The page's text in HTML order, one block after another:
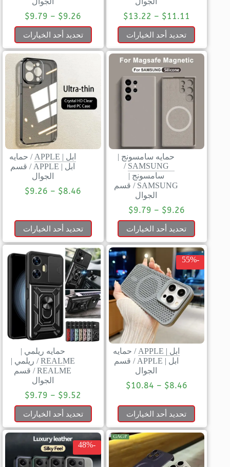
$11.11
–
$13.22
تحديد أحد الخيارات
$9.26
–
$9.79
تحديد أحد الخيارات
حمايه سامسونج |
SAMSUNG
/
سامسونج |
SAMSUNG
/ قسم
الجوال
$9.26
–
$9.79
تحديد أحد الخيارات
ابل | APPLE / حمايه
ابل | APPLE
/ قسم
الجوال
$8.46
–
$9.26
تحديد أحد الخيارات
-55%
ابل | APPLE / حمايه
ابل | APPLE
/ قسم
الجوال
$8.46
–
$10.84
تحديد أحد الخيارات
حمايه ريلمي |
REALME
/ ريلمي |
REALME
/ قسم
الجوال
$9.52
–
$9.79
تحديد أحد الخيارات
-48%